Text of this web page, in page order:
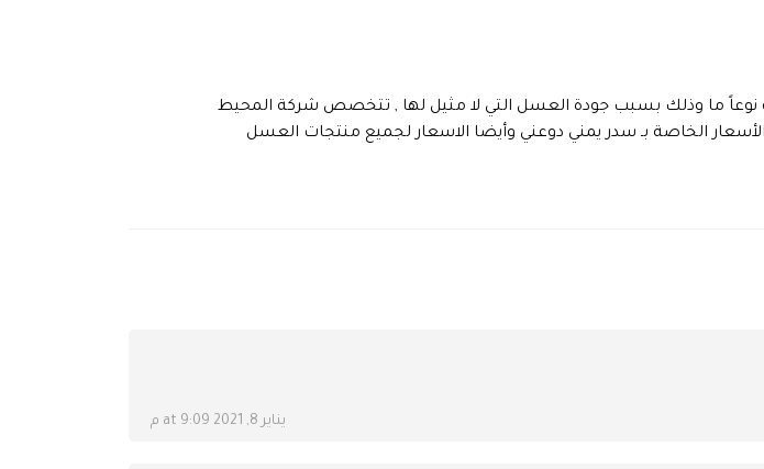
ما وذلك بسبب جودة العسل التي لا مثيل لها , تتخصص شركة المحيط
الخاصة بـ سدر يمني دوعني وأيضا الاسعار لجميع منتجات العسل
يناير 8, 2021 at 9:09 م